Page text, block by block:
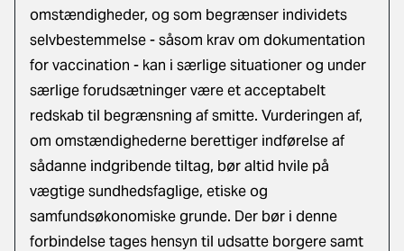
omstændigheder, og som begrænser individets
selvbestemmelse - såsom krav om dokumentation
for vaccination - kan i særlige situationer og under
særlige forudsætninger være et acceptabelt
redskab til begrænsning af smitte. Vurderingen af,
om omstændighederne berettiger indførelse af
sådanne indgribende tiltag, bør altid hvile på
vægtige sundhedsfaglige, etiske og
samfundsøkonomiske grunde. Der bør i denne
forbindelse tages hensyn til udsatte borgere samt